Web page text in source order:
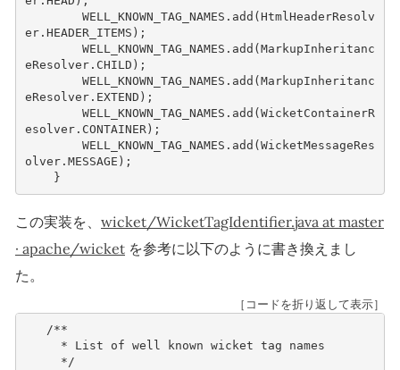
WELL_KNOWN_TAG_NAMES . add (HtmlHeaderResolv
er. HEADER_ITEMS );
WELL_KNOWN_TAG_NAMES . add (MarkupInheritanc
eResolver. CHILD );
WELL_KNOWN_TAG_NAMES . add (MarkupInheritanc
eResolver. EXTEND );
WELL_KNOWN_TAG_NAMES . add (WicketContainerR
esolver. CONTAINER );
WELL_KNOWN_TAG_NAMES . add (WicketMessageRes
olver. MESSAGE );
}
この実装を、 wicket/WicketTagIdentifier.java at master
· apache/wicket を参考に以下のように書き換えまし
た。
［コードを折り返して表示］
/**
     * List of well known wicket tag names
     */